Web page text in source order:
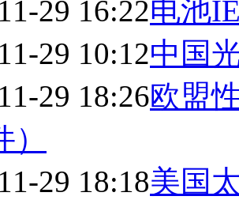
29 16:22电池
29 10:12中国
29 18:26欧盟
29 18:18美国